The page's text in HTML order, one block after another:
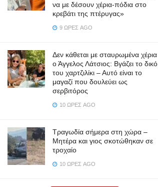
να με δέσουν χέρια-πόδια στο
κρεβάτι της πτέρυγας»
9 ΏΡΕΣ AGO
Δεν κάθεται με σταυρωμένα χέρια
ο Άγγελος Λάτσιος: Βγάζει το δικό
του χαρτζιλίκι – Αυτό είναι το
μαγαζί που δουλεύει ως
σερβιτόρος
10 ΏΡΕΣ AGO
Τραγωδία σήμερα στη χώρα –
Μητέρα και γιος σκοτώθηκαν σε
τροχαίο
10 ΏΡΕΣ AGO